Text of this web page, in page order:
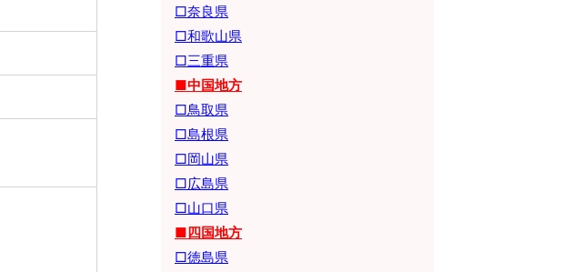
□奈良県
□和歌山県
□三重県
■中国地方
□鳥取県
□島根県
□岡山県
□広島県
□山口県
■四国地方
□徳島県